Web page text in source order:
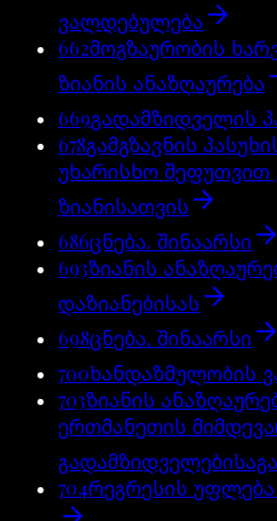
ვალდებულება
662მოგზაურობის
ზიანის ანაზღაურება
669გადამზიდველის
678გამგზავნის
უხარისხო შეფუთვით
ზიანისათვის
686ცნება. შინაარსი
693ზიანის
დაზიანებისას
698ცნება. შინაარსი
700ხანდაზმულობის
703ზიანის
ერთმანეთის
704რეგრესის უფლება